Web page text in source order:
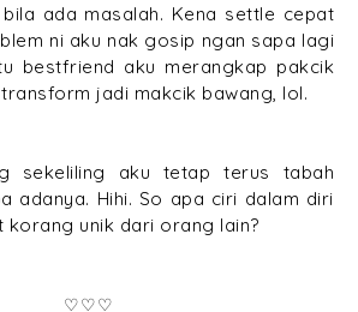
ada masalah. Kena settle cepat
ni aku nak gosip ngan sapa lagi
bestfriend aku merangkap pakcik
jadi makcik bawang, lol.
sekeliling aku tetap terus tabah
adanya. Hihi. So apa ciri dalam diri
korang unik dari orang lain?
♡♡♡